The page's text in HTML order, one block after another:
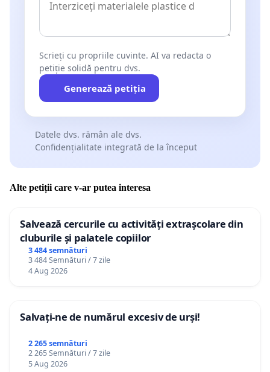
Scrieți cu propriile cuvinte. AI va redacta o
petiție solidă pentru dvs.
Generează petiția
Datele dvs. rămân ale dvs.
Confidențialitate integrată de la început
Alte petiții care v-ar putea interesa
Salvează cercurile cu activități extrașcolare din
cluburile și palatele copiilor
3 484 semnături
3 484 Semnături / 7 zile
4 Aug 2026
Salvați-ne de numărul excesiv de urși!
2 265 semnături
2 265 Semnături / 7 zile
5 Aug 2026